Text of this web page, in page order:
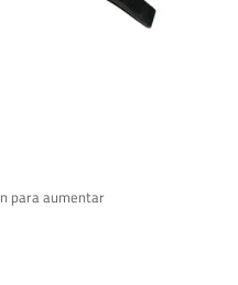
para aumentar